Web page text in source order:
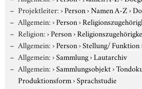
Projektleiter:›Person›Namen A-Z›
Allgemein:›Person›
Religion:›Person›
Allgemein:›Person›Stellung/ Funktion
Allgemein:›Sammlung›Lautarchiv
Allgemein:›Sammlungsobjekt›
Produktionsform›Sprachstudie